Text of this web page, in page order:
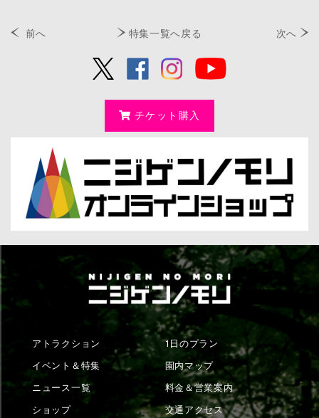
前へ 特集一覧へ戻る 次へ
チケット購入
アトラクション
イベント＆特集
ニュース一覧
ショップ
1日のプラン
園内マップ
料金＆営業案内
交通アクセス